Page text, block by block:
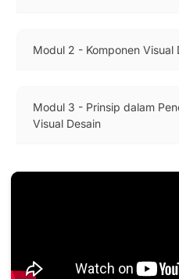
Modul 2 - Komponen Visual
Modul 3 - Prinsip dalam
Visual Desain